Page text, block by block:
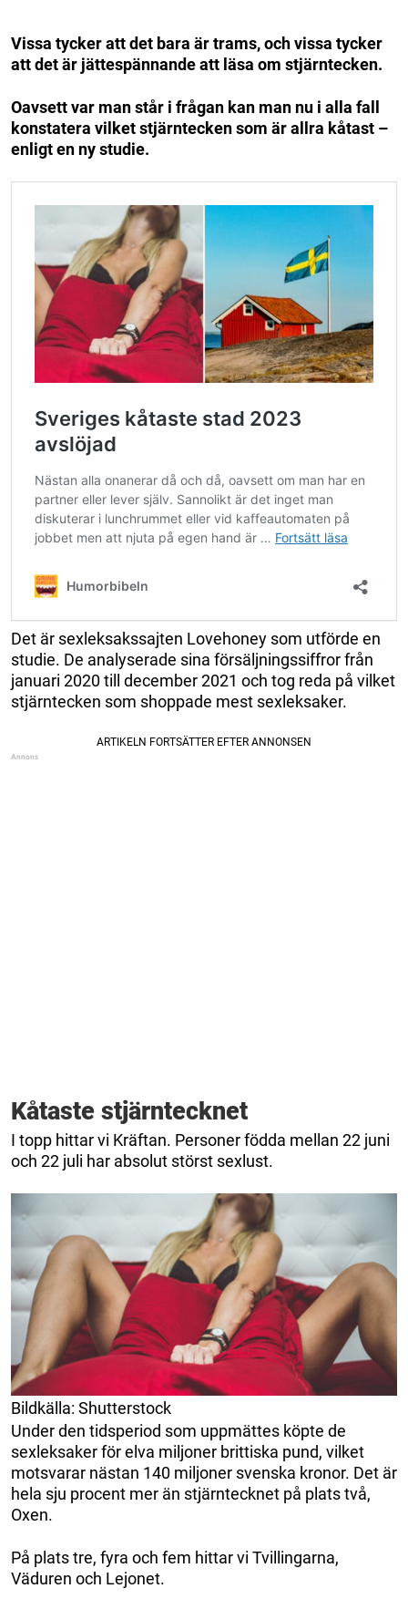
Vissa tycker att det bara är trams, och vissa tycker
att det är jättespännande att läsa om stjärntecken.
Oavsett var man står i frågan kan man nu i alla fall
konstatera vilket stjärntecken som är allra kåtast –
enligt en ny studie.
Det är sexleksakssajten Lovehoney som utförde en
studie. De analyserade sina försäljningssiffror från
januari 2020 till december 2021 och tog reda på vilket
stjärntecken som shoppade mest sexleksaker.
Kåtaste stjärntecknet
I topp hittar vi Kräftan. Personer födda mellan 22 juni
och 22 juli har absolut störst sexlust.
Bildkälla: Shutterstock
Under den tidsperiod som uppmättes köpte de
sexleksaker för elva miljoner brittiska pund, vilket
motsvarar nästan 140 miljoner svenska kronor. Det är
hela sju procent mer än stjärntecknet på plats två,
Oxen.
På plats tre, fyra och fem hittar vi Tvillingarna,
Väduren och Lejonet.